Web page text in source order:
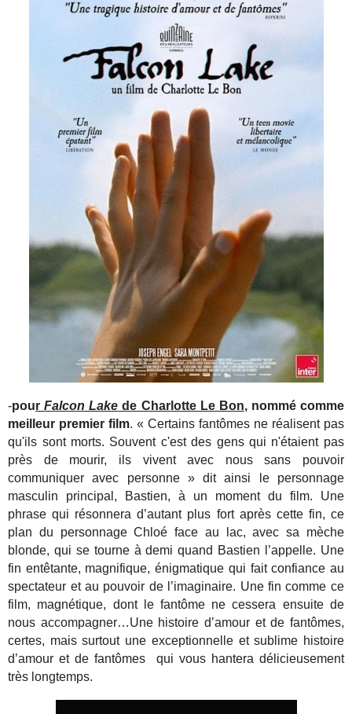
-pourFalcon Lake de Charlotte Le Bon, nommé comme
meilleur premier film. « Certains fantômes ne réalisent pas
qu'ils sont morts. Souvent c'est des gens qui n'étaient pas
près de mourir, ils vivent avec nous sans pouvoir
communiquer avec personne » dit ainsi le personnage
masculin principal, Bastien, à un moment du film. Une
phrase qui résonnera d’autant plus fort après cette fin, ce
plan du personnage Chloé face au lac, avec sa mèche
blonde, qui se tourne à demi quand Bastien l’appelle. Une
fin entêtante, magnifique, énigmatique qui fait confiance au
spectateur et au pouvoir de l’imaginaire. Une fin comme ce
film, magnétique, dont le fantôme ne cessera ensuite de
nous accompagner…Une histoire d’amour et de fantômes,
certes, mais surtout une exceptionnelle et sublime histoire
d’amour et de fantômes qui vous hantera délicieusement
très longtemps.